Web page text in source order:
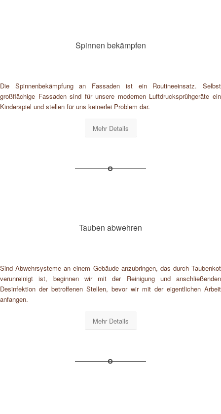
Spinnen bekämpfen
Die Spinnenbekämpfung an Fassaden ist ein Routineeinsatz. Selbst
großflächige Fassaden sind für unsere modernen Luftdrucksprühgeräte ein
Kinderspiel und stellen für uns keinerlei Problem dar.
Mehr Details
Tauben abwehren
Sind Abwehrsysteme an einem Gebäude anzubringen, das durch Taubenkot
verunreinigt ist, beginnen wir mit der Reinigung und anschließenden
Desinfektion der betroffenen Stellen, bevor wir mit der eigentlichen Arbeit
anfangen.
Mehr Details